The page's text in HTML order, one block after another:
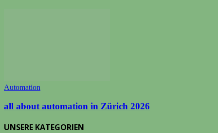
Automation
all about automation in Zürich 2026
UNSERE KATEGORIEN